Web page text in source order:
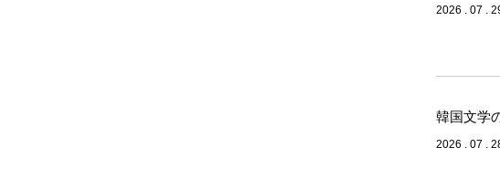
2026 . 07 .
韓国文学
2026 . 07 .